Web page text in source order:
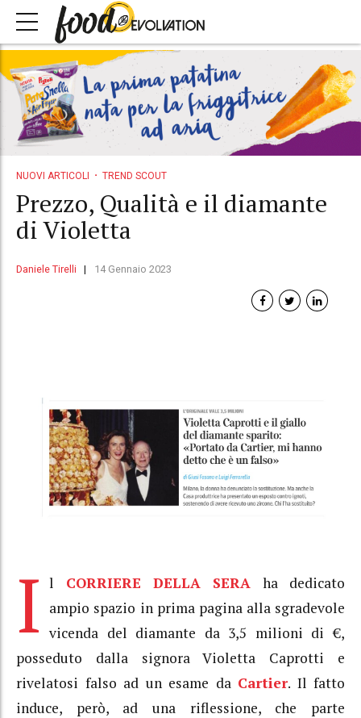
NUOVI ARTICOLI TREND SCOUT
Prezzo, Qualità e il diamante
di Violetta
Daniele Tirelli 14 Gennaio 2023
I l CORRIERE DELLA SERA ha dedicato
ampio spazio in prima pagina alla sgradevole
vicenda del diamante da 3,5 milioni di €,
posseduto dalla signora Violetta Caprotti e
rivelatosi falso ad un esame da Cartier. Il fatto
induce, però, ad una riflessione, che parte